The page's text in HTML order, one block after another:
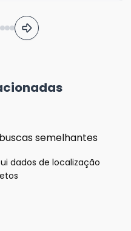
semelhantes
dados de localização